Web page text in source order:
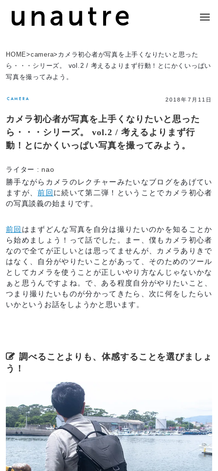
HOME>camera> カメラ初心者が写真を上手くなりたいと思った
ら・・・シリーズ。 vol.2 / 考えるよりまず行動！とにかくいっぱい
写真を撮ってみよう。
CAMERA 2018年7月11日
カメラ初心者が写真を上手くなりたいと思った
ら・・・シリーズ。 vol.2 / 考えるよりまず行
動！とにかくいっぱい写真を撮ってみよう。
ライター : nao
勝手ながらカメラのレクチャーみたいなブログをあげてい
ますが、前回に続いて第二弾！ということでカメラ初心者
の写真談義の始まりです。
前回 はまずどんな写真を自分は撮りたいのかを知ることか
ら始めましょう！って話でした。まー、僕もカメラ初心者
なので全てが正しいとは思ってませんが、カメラありきで
はなく、自分がやりたいことがあって、そのためのツール
としてカメラを使うことが正しいやり方なんじゃないかな
ぁと思うんですよね。で、ある程度自分がやりたいこと、
つまり撮りたいものが分かってきたら、次に何をしたらい
いかというお話をしようかと思います。
調べることよりも、体感することを選びましょ
う！